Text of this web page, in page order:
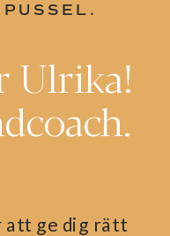
Ulrika!
att ge dig rätt